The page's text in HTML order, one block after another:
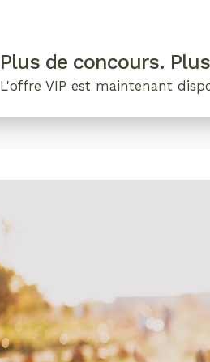
Plus de concours.
L'offre VIP est maintenant